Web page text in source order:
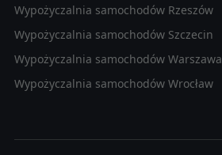
Wypożyczalnia samochodów Rzeszów
Wypożyczalnia samochodów Szczecin
Wypożyczalnia samochodów Warszawa
Wypożyczalnia samochodów Wrocław